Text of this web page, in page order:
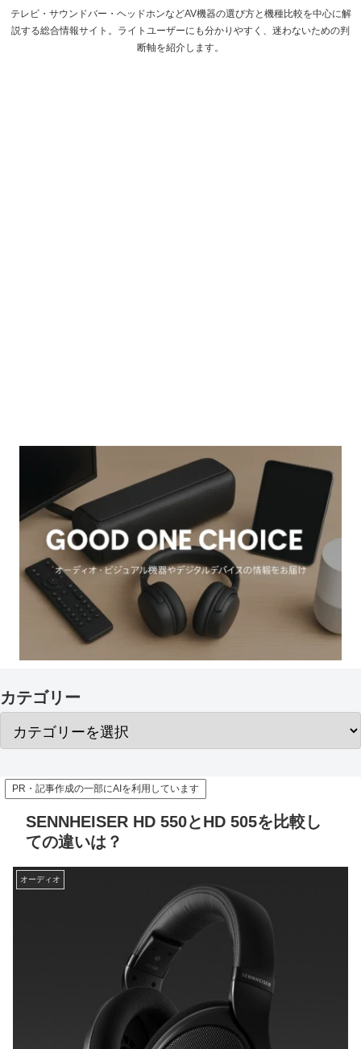
テレビ・サウンドバー・ヘッドホンなどAV機器の選び方と機種比較を中心に解
説する総合情報サイト。ライトユーザーにも分かりやすく、迷わないための判
断軸を紹介します。
カテゴリー
PR・記事作成の一部にAIを利用しています
SENNHEISER HD 550とHD 505を比較し
ての違いは？
オーディオ